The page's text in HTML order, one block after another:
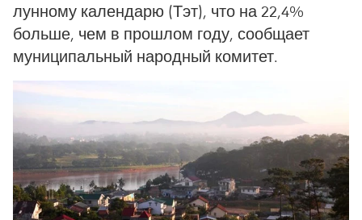
лунному календарю (Тэт), что на 22,4%
больше, чем в прошлом году, сообщает
муниципальный народный комитет.